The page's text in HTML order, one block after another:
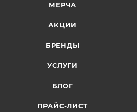
МЕРЧА
АКЦИИ
БРЕНДЫ
УСЛУГИ
БЛОГ
ПРАЙС-ЛИСТ